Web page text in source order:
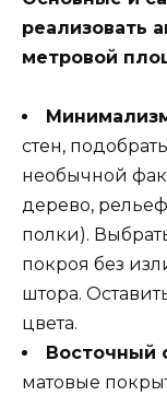
реализовать
метровой
стен,
необычной
дерево,
полки).
покроя без
штора.
цвета.
Восточный
матовые